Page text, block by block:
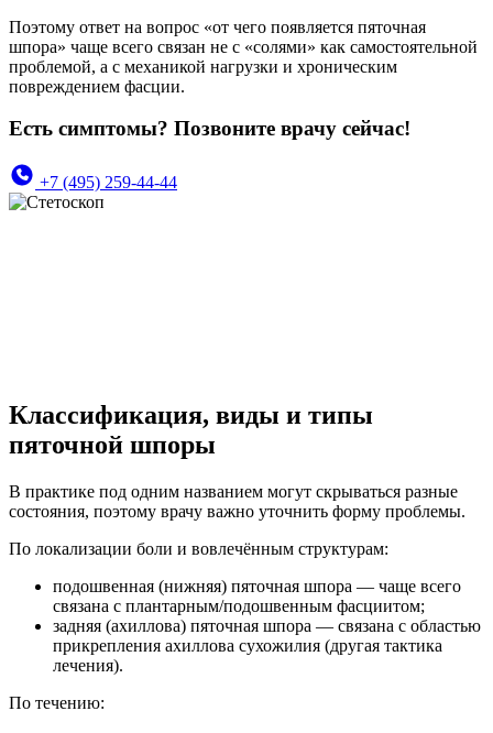
Поэтому ответ на вопрос «от чего появляется пяточная
шпора» чаще всего связан не с «солями» как самостоятельной
проблемой, а с механикой нагрузки и хроническим
повреждением фасции.
Есть симптомы? Позвоните врачу сейчас!
+7 (495) 259-44-44
Классификация, виды и типы
пяточной шпоры
В практике под одним названием могут скрываться разные
состояния, поэтому врачу важно уточнить форму проблемы.
По локализации боли и вовлечённым структурам:
подошвенная (нижняя) пяточная шпора — чаще всего
связана с плантарным/подошвенным фасциитом;
задняя (ахиллова) пяточная шпора — связана с областью
прикрепления ахиллова сухожилия (другая тактика
лечения).
По течению: